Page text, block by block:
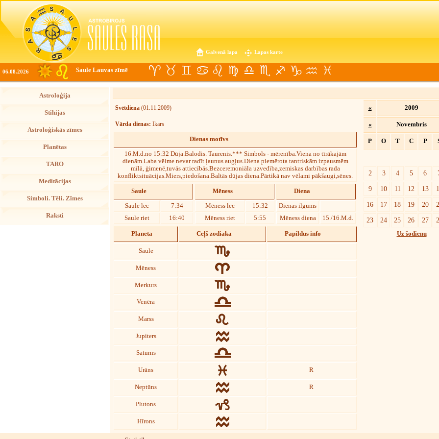
Galvenā lapa Lapas karte
06.08.2026 Saule Lauvas zīmē
Astroloģija
Stihijas
Astroloģiskās zīmes
Planētas
TARO
Meditācijas
Simboli. Tēli. Zīmes
Raksti
Svētdiena (01.11.2009)
Vārda dienas: Ikars
Dienas motīvs
16.M.d.no 15:32 Dūja.Balodis. Taurenis.*** Simbols - mērenība.Viena no tīrākajām
dienām.Laba vēlme nevar radīt ļaunus augļus.Diena piemērota tantriskām izpausmēm
mīlā, ģimenē,tuvās attiecībās.Bezceremoniāla uzvedība,zemiskas darbības rada
konfliktsituācijas.Miers,piedošana.Baltās dūjas diena.Pārtikā nav vēlami pākšaugi,sēnes.
Saule
Saule lec
7:34
Saule riet
16:40
Mēness
Mēness lec
15:32
Mēness riet
5:55
Diena
Dienas ilgums
Mēness diena
15./16.M.d.
Planēta Ceļš zodiakā Papildus info
Saule
Mēness
Merkurs
Venēra
Marss
Jupiters
Saturns
Urāns R
Neptūns R
Plutons
Hīrons
« 2009
« Novembris
P O T C P
2
3 4 5 6
9
10 11 12 13
16
17 18 19 20
23
24 25 26 27
Uz šodienu